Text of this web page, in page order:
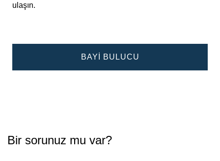
ulaşın.
BAYI BULUCU
Bir sorunuz mu var?